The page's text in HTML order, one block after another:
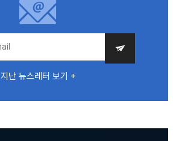
지난 뉴스레터 보기 +